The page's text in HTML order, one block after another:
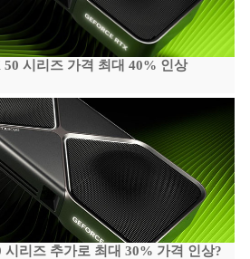
시리즈 가격 최대 40% 인상
리즈 추가로 최대 30% 가격 인상?